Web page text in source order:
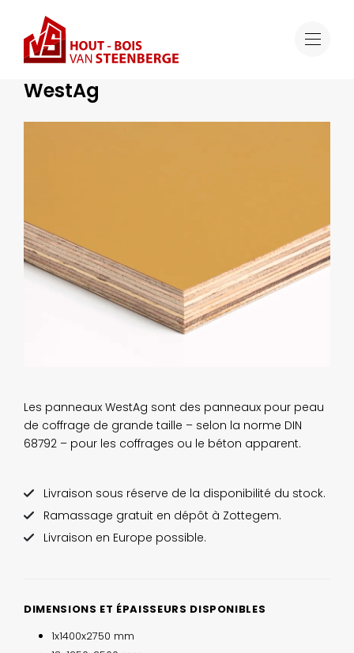
Offre
WestAg
Les panneaux WestAg sont des panneaux pour peau
de coffrage de grande taille – selon la norme DIN
68792 – pour les coffrages ou le béton apparent.
Livraison sous réserve de la disponibilité du stock.
Ramassage gratuit en dépôt à Zottegem.
Livraison en Europe possible.
DIMENSIONS ET ÉPAISSEURS DISPONIBLES
1x1400x2750 mm